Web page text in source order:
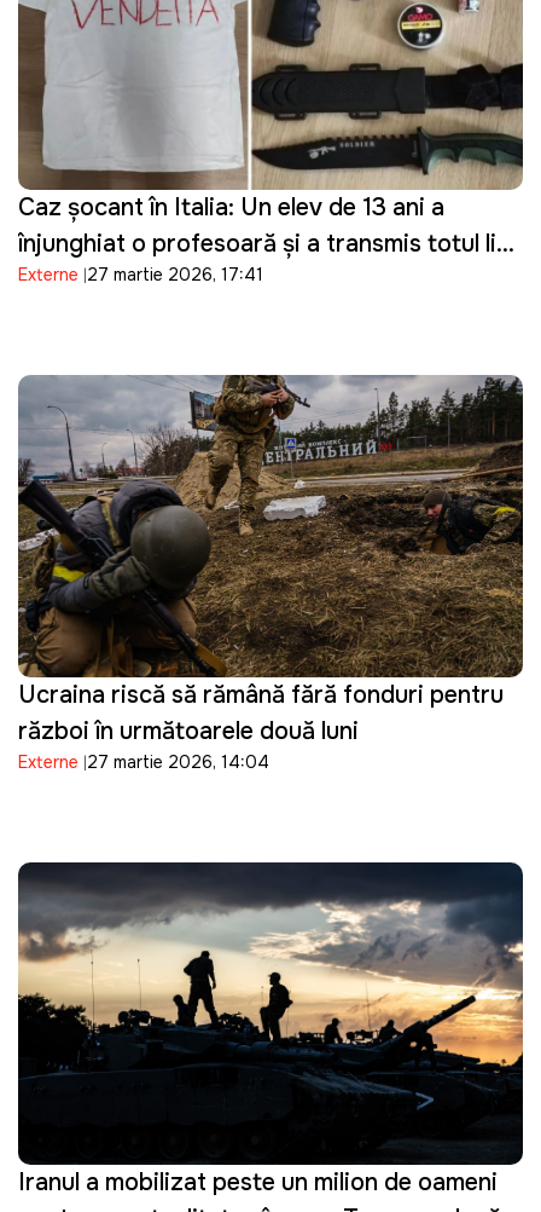
Caz șocant în Italia: Un elev de 13 ani a
înjunghiat o profesoară și a transmis totul live
pe Telegram
Externe 27 martie 2026, 17:41
Ucraina riscă să rămână fără fonduri pentru
război în următoarele două luni
Externe 27 martie 2026, 14:04
Iranul a mobilizat peste un milion de oameni